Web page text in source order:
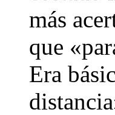
más
que
Era